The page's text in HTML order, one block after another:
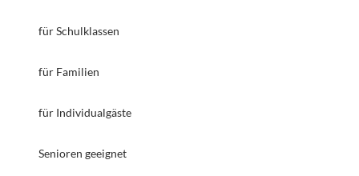
für Schulklassen
für Familien
für Individualgäste
Senioren geeignet